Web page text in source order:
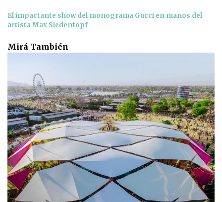
El impactante show del monograma Gucci en manos del
artista Max Siedentopf
Mirá También